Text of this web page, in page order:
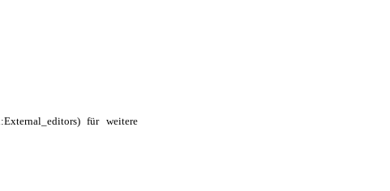
für weitere